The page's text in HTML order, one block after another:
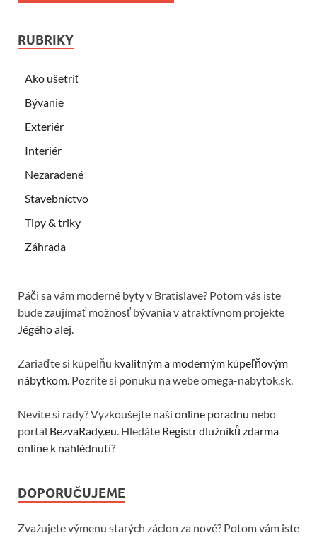
RUBRIKY
Ako ušetriť
Bývanie
Exteriér
Interiér
Nezaradené
Stavebníctvo
Tipy & triky
Záhrada
Páči sa vám moderné byty v Bratislave? Potom vás iste
bude zaujímať možnosť bývania v atraktívnom projekte
Jégého alej.
Zariaďte si kúpelňu kvalitným a moderným kúpeľňovým
nábytkom. Pozrite si ponuku na webe omega-nabytok.sk.
Nevíte si rady? Vyzkoušejte našíonline poradnu nebo
portál BezvaRady.eu. Hledáte Registr dlužníků zdarma
online k nahlédnutí?
DOPORUČUJEME
Zvažujete výmenu starých záclon za nové? Potom vám iste